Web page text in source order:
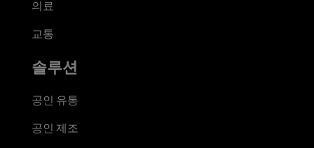
의료
교통
솔루션
공인 유통
공인 제조